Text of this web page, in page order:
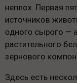
неплох. Первая
источников
одного сырого —
растительного
зернового
Здесь есть